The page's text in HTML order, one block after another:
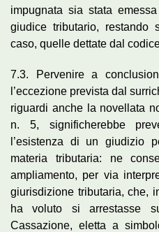
impugnata sia stata
giudice tributario, restando
caso, quelle dettate dal
7.3. Pervenire a
l’eccezione prevista dal
riguardi anche la novellata
n. 5, significherebbe
l’esistenza di un giudizio
materia tributaria: ne
ampliamento, per via
giurisdizione tributaria, che,
ha voluto si arrestasse
Cassazione, eletta a